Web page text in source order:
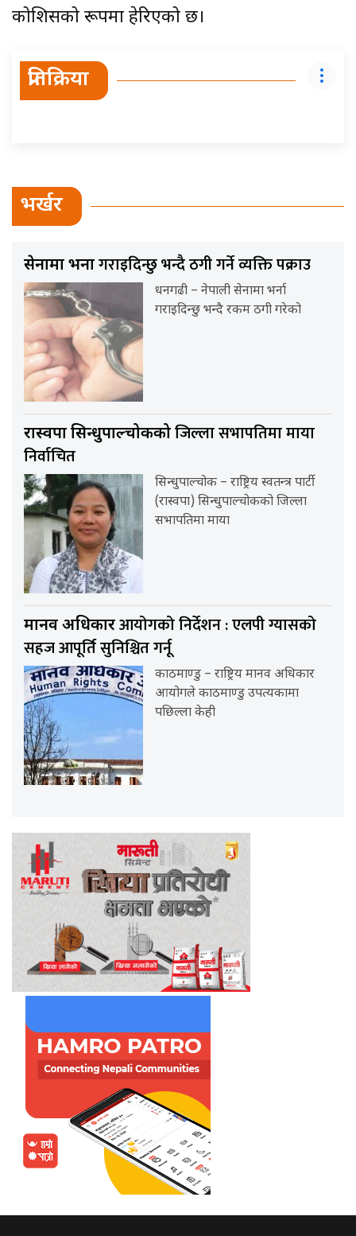
कोशिसको रूपमा हेरिएको छ।
प्रतिक्रिया
भर्खर
सेनामा भर्नागराइदिन्छु भन्दै ठगी गर्ने व्यक्ति पक्राउ
धनगढी – नेपाली सेनामा भर्ना
गराइदिन्छु भन्दै रकम ठगी गरेको
रास्वपा सिन्धुपाल्चोककोजिल्ला सभापतिमा माया
निर्वाचित
सिन्धुपाल्चोक – राष्ट्रिय स्वतन्त्र पार्टी
(रास्वपा) सिन्धुपाल्चोकको जिल्ला
सभापतिमा माया
मानव अधिकारआयोगको निर्देशन : एलपी ग्यासको
सहज आपूर्ति सुनिश्चित गर्नू
काठमाण्डु – राष्ट्रिय मानव अधिकार
आयोगले काठमाण्डु उपत्यकामा
पछिल्ला केही